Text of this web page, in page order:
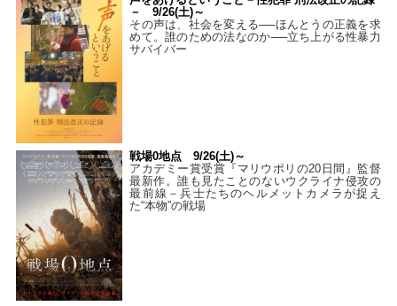
－ 9/26(土)～
その声は、社会を変える──ほんとうの正義を求
めて。誰のための法なのか──立ち上がる性暴力
サバイバー
戦場0地点 9/26(土)～
アカデミー賞受賞『マリウポリの20日間』監督
最新作。誰も見たことのないウクライナ侵攻の
最前線－兵士たちのヘルメットカメラが捉え
た“本物”の戦場